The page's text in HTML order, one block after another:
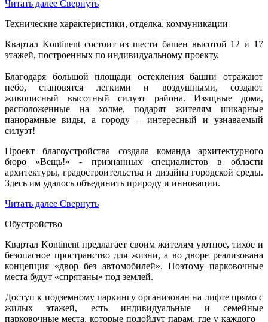
Читать далее Свернуть
Технические характеристики, отделка, коммуникации
Квартал Kontinent состоит из шести башен высотой 12 и 17
этажей, построенных по индивидуальному проекту.
Благодаря большой площади остекления башни отражают
небо, становятся легкими и воздушными, создают
живописный высотный силуэт района. Изящные дома,
расположенные на холме, подарят жителям шикарные
панорамные виды, а городу – интересный и узнаваемый
силуэт!
Проект благоустройства создала команда архитектурного
бюро «Вещь!» - признанных специалистов в области
архитектуры, градостроительства и дизайна городской среды.
Здесь им удалось объединить природу и инновации.
Читать далее Свернуть
Обустройство
Квартал Kontinent предлагает своим жителям уютное, тихое и
безопасное пространство для жизни, а во дворе реализована
концепция «двор без автомобилей». Поэтому парковочные
места будут «спрятаны» под землей.
Доступ к подземному паркингу организован на лифте прямо с
жилых этажей, есть индивидуальные и семейные
парковочные места, которые подойдут парам, где у каждого –